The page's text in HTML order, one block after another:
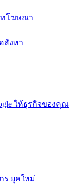
ทโฆษณา
สังหา
ให้ธุรกิจของคุณ
ร ยุคใหม่